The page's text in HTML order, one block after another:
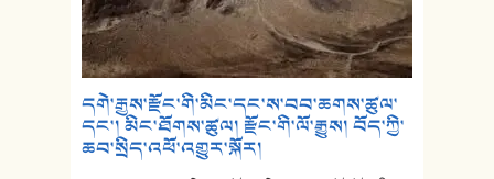
དགེ་རྒྱས་རྫོང་གི་མིང་དང་ས་བབ་ཆགས་ཚུལ་
དང་། མིང་ཐོགས་ཚུལ། རྫོང་གི་ལོ་རྒྱུས། བོད་ཀྱི་
ཆབ་སྲིད་འཕོ་འགྱུར་སྐོར།